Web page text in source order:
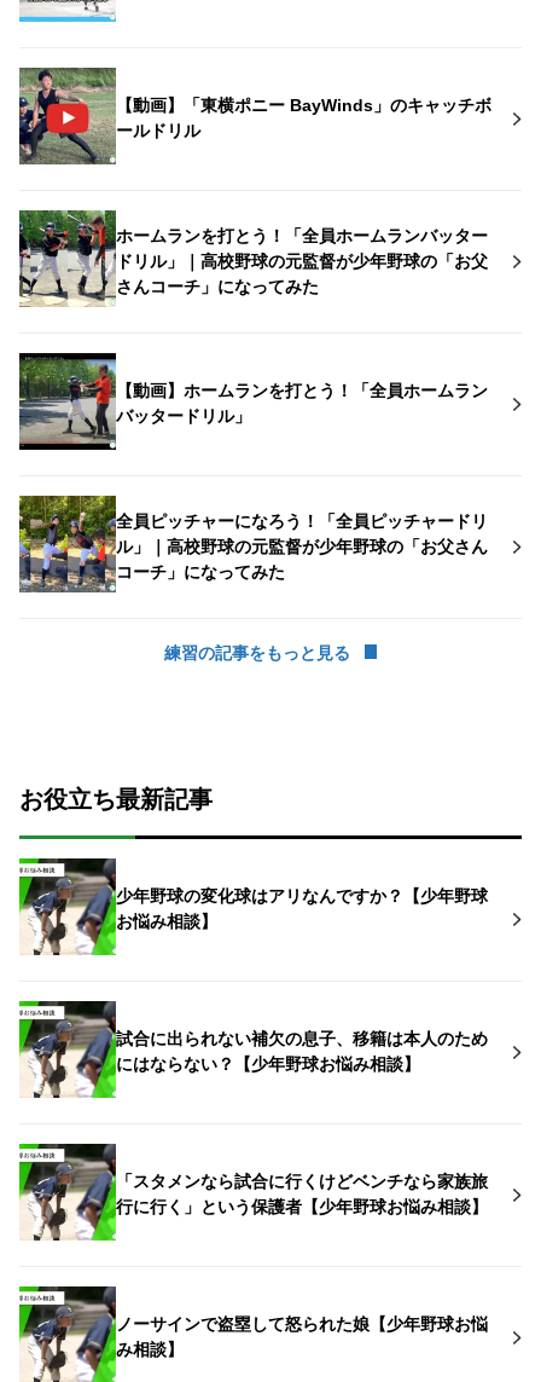
【動画】「東横ポニー BayWinds」のキャッチボ
ールドリル
ホームランを打とう！「全員ホームランバッター
ドリル」｜高校野球の元監督が少年野球の「お父
さんコーチ」になってみた
【動画】ホームランを打とう！「全員ホームラン
バッタードリル」
全員ピッチャーになろう！「全員ピッチャードリ
ル」｜高校野球の元監督が少年野球の「お父さん
コーチ」になってみた
練習の記事をもっと見る
お役立ち最新記事
少年野球の変化球はアリなんですか？【少年野球
お悩み相談】
試合に出られない補欠の息子、移籍は本人のため
にはならない？【少年野球お悩み相談】
「スタメンなら試合に行くけどベンチなら家族旅
行に行く」という保護者【少年野球お悩み相談】
ノーサインで盗塁して怒られた娘【少年野球お悩
み相談】